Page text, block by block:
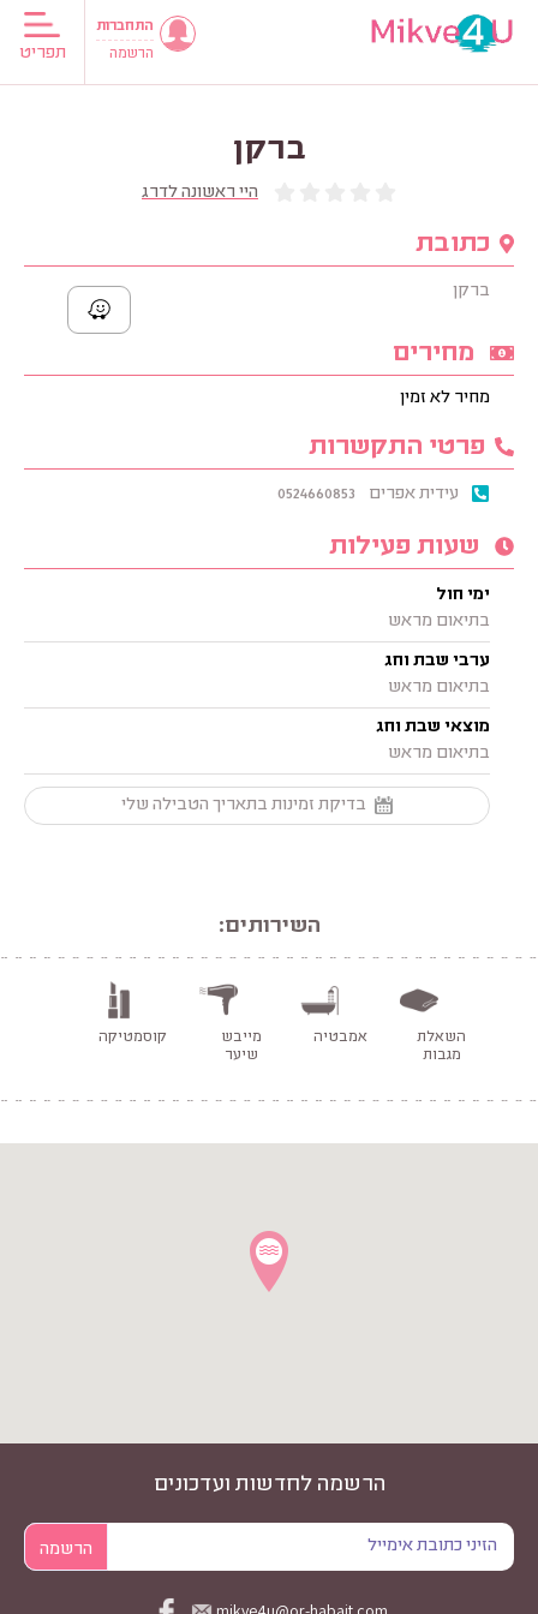
תפריט
התחברות
הרשמה
ברקן
היי ראשונה לדרג
כתובת
ברקן
מחירים
מחיר לא זמין
פרטי התקשרות
עידית אפרים 0524660853
שעות פעילות
ימי חול
בתיאום מראש
ערבי שבת וחג
בתיאום מראש
מוצאי שבת וחג
בתיאום מראש
בדיקת זמינות בתאריך הטבילה שלי
השירותים:
השאלת
מגבות
אמבטיה
מייבש
שיער
קוסמטיקה
הרשמה לחדשות ועדכונים